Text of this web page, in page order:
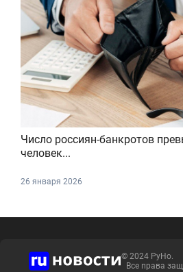
Число россиян-банкротов
человек...
26 января 2026
© 2024 РуНо.
Все права